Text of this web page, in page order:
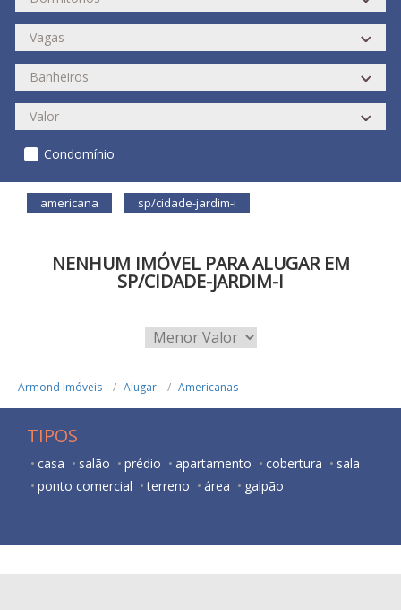
Condomínio
americana sp/cidade-jardim-i
NENHUM IMÓVEL PARA ALUGAR EM
SP/CIDADE-JARDIM-I
Armond Imóveis Alugar Americanas
TIPOS
casa salão prédio apartamento cobertura
sala
ponto comercial
terreno área galpão